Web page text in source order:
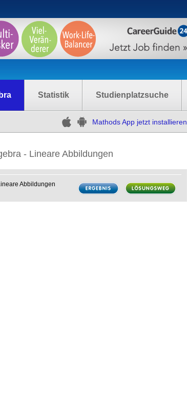
Statistik Studienplatzsuche
Mathods App jetzt installieren
- Lineare Abbildungen
Abbildungen